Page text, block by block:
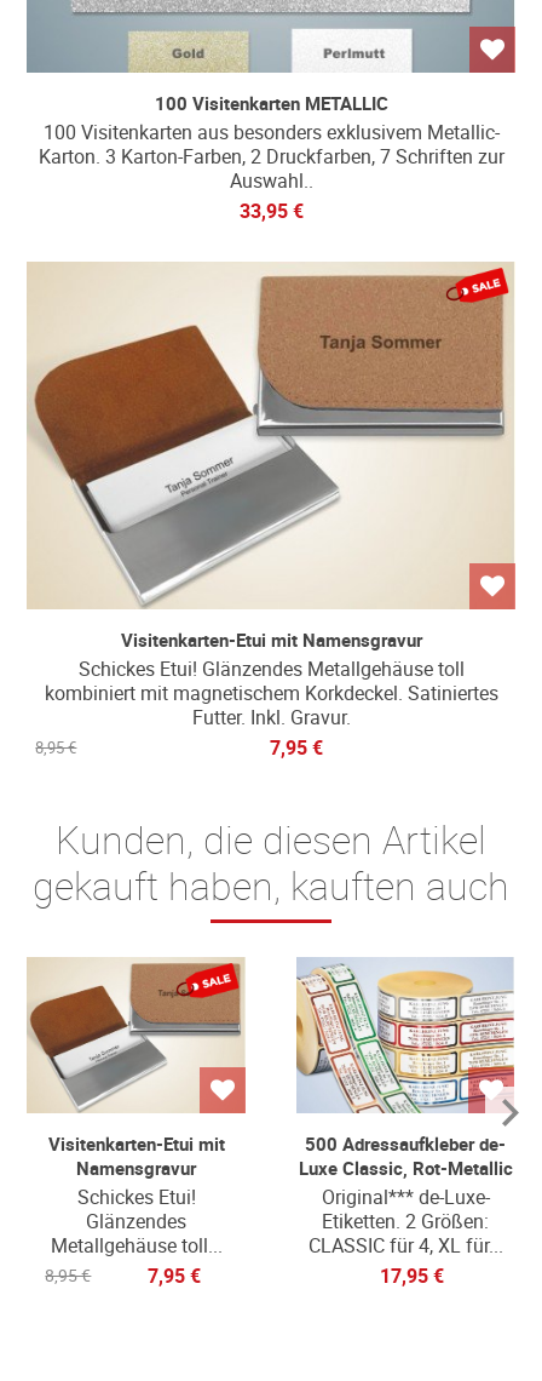
100 Visitenkarten METALLIC
100 Visitenkarten aus besonders exklusivem Metallic-
Karton. 3 Karton-Farben, 2 Druckfarben, 7 Schriften zur
Auswahl..
33,95 €
Visitenkarten-Etui mit Namensgravur
Schickes Etui! Glänzendes Metallgehäuse toll
kombiniert mit magnetischem Korkdeckel. Satiniertes
Futter. Inkl. Gravur.
7,95 €
8,95 €
Kunden, die diesen Artikel
gekauft haben, kauften auch
Visitenkarten-Etui mit
Namensgravur
Schickes Etui!
Glänzendes
Metallgehäuse toll...
7,95 €
8,95 €
500 Adressaufkleber de-
Luxe Classic, Rot-Metallic
Original*** de-Luxe-
Etiketten. 2 Größen:
CLASSIC für 4, XL für...
17,95 €